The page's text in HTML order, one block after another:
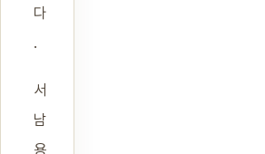
다
.
서
남
용